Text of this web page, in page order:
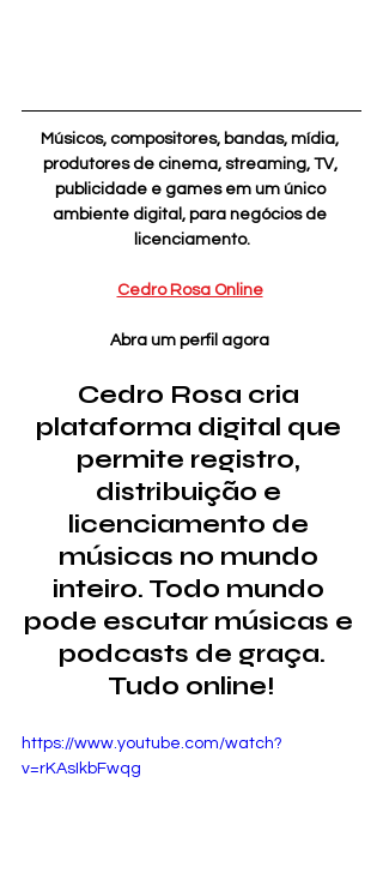
Músicos, compositores, bandas, mídia,
produtores de cinema, streaming, TV,
publicidade e games em um único
ambiente digital, para negócios de
licenciamento.
Cedro Rosa Online
Abra um perfil agora
Cedro Rosa cria
plataforma digital que
permite registro,
distribuição e
licenciamento de
músicas no mundo
inteiro. Todo mundo
pode escutar músicas e
podcasts de graça.
Tudo online!
https://www.youtube.com/watch?
v=rKAsIkbFwqg